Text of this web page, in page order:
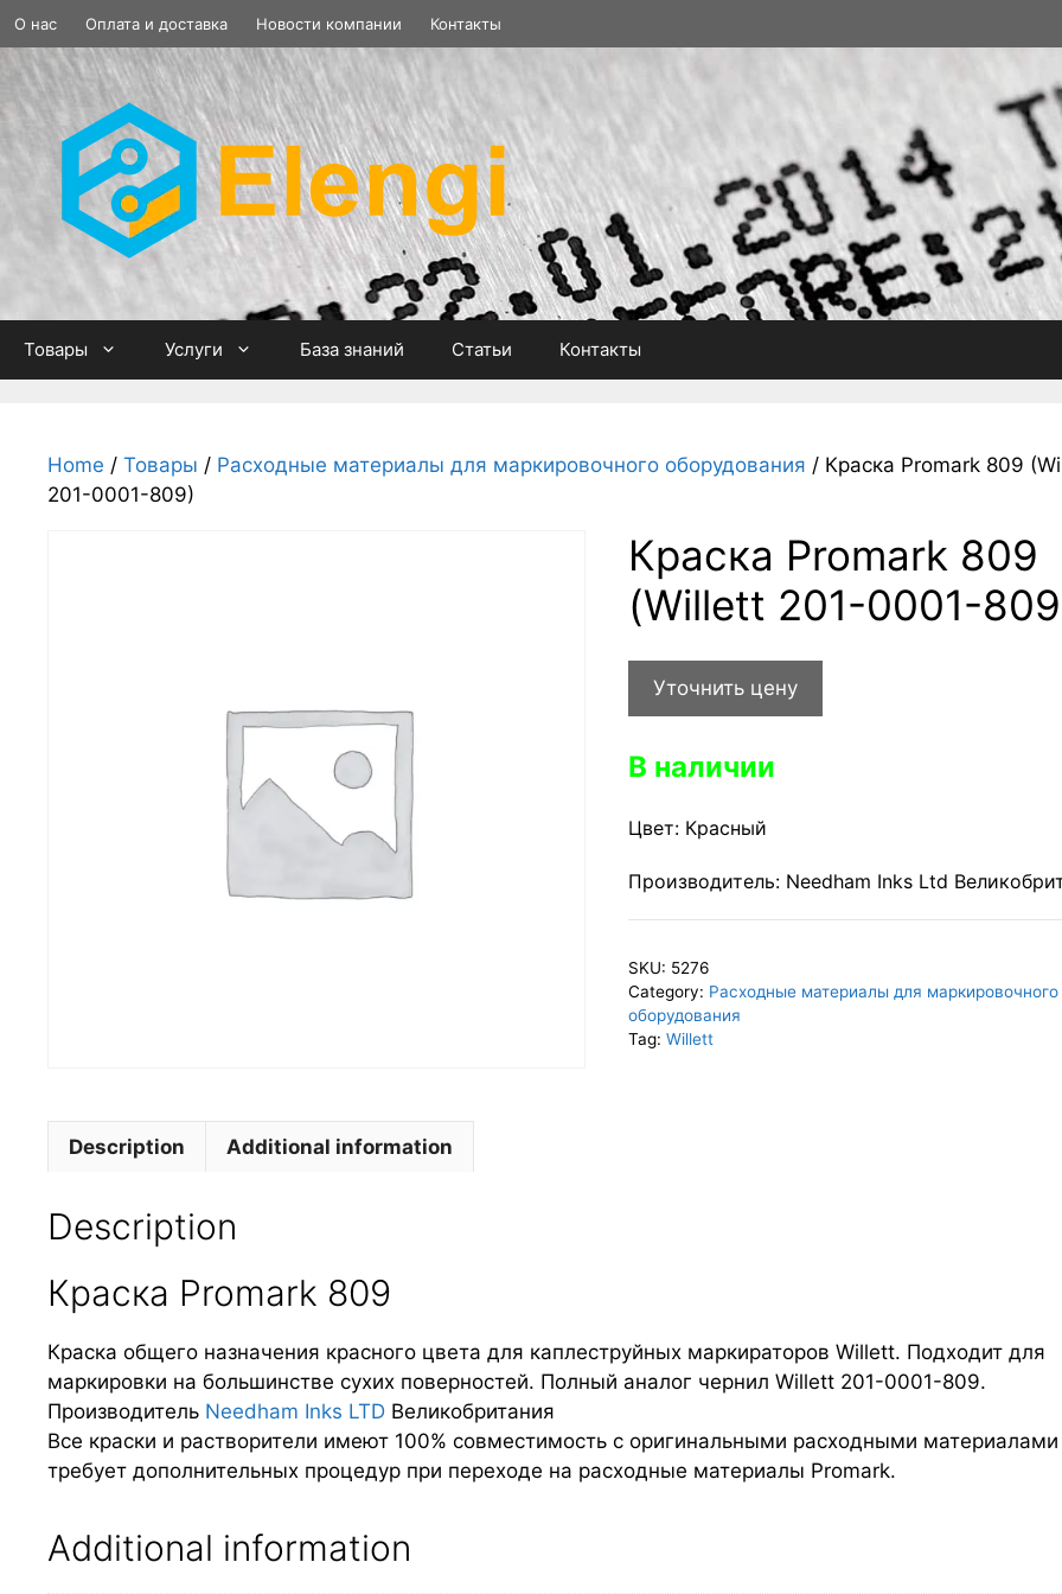
Перейти
к
содержимому
О нас Оплата и доставка Новости компании Контакты
Товары Услуги База знаний Статьи Контакты
Home / Товары / Расходные материалы для маркировочного оборудования / Краска Promark 809
201-0001-809)
Краска Promark 809
(Willett 201-0001-
Уточнить цену
В наличии
Цвет: Красный
Производитель: Needham Inks Ltd
SKU: 5276
Category: Расходные материалы для маркировочного
оборудования
Tag:Willett
Description Additional information
Description
Краска Promark 809
Краска общего назначения красного цвета для каплеструйных маркираторов Willett. Подходит для
маркировки на большинстве сухих поверностей. Полный аналог чернил Willett 201-0001-809.
Производитель Needham Inks LTD Великобритания
Все краски и растворители имеют 100% совместимость с оригинальными расходными
требует дополнительных процедур при переходе на расходные материалы Promark.
Additional information